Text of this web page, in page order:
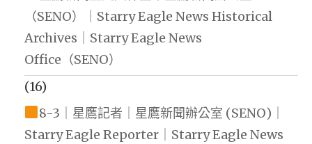
（SENO）｜Starry Eagle News Historical
Archives｜Starry Eagle News
Office（SENO）
(16)
8-3｜星鷹記者｜星鷹新聞辦公室 (SENO)｜
Starry Eagle Reporter｜Starry Eagle News